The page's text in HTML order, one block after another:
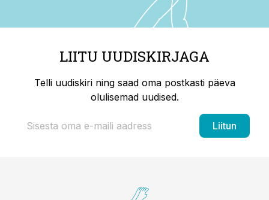
LIITU UUDISKIRJAGA
Telli uudiskiri ning saad oma postkasti päeva
olulisemad uudised.
Liitun